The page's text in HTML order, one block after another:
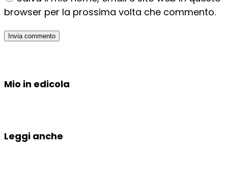
browser per la prossima volta che commento.
Mio in edicola
Leggi anche